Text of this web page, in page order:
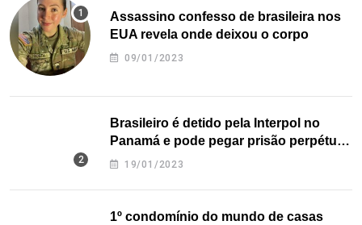
Assassino confesso de brasileira nos
EUA revela onde deixou o corpo
09/01/2023
Brasileiro é detido pela Interpol no
Panamá e pode pegar prisão perpétua
nos EUA
19/01/2023
1º condomínio do mundo de casas